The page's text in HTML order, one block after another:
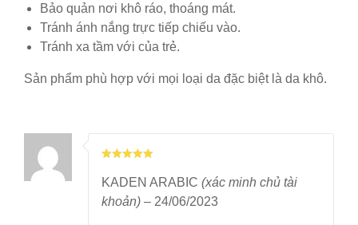
Bảo quản nơi khô ráo, thoáng mát.
Tránh ánh nắng trực tiếp chiếu vào.
Tránh xa tầm với của trẻ.
Sản phẩm phù hợp với mọi loại da đặc biệt là da khô.
KADEN ARABIC (xác minh chủ tài
khoản) – 24/06/2023